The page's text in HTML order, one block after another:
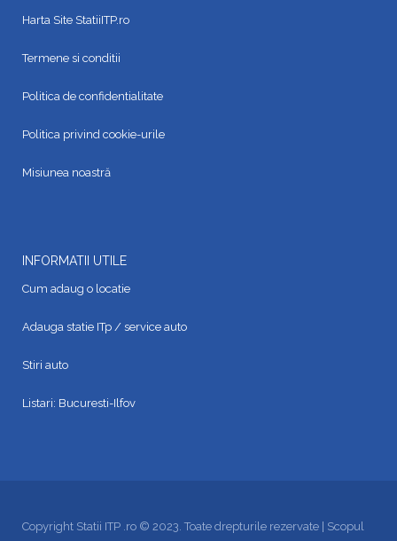
Harta Site StatiiITP.ro
Termene si conditii
Politica de confidentialitate
Politica privind cookie-urile
Misiunea noastră
INFORMATII UTILE
Cum adaug o locatie
Adauga statie ITp / service auto
Stiri auto
Listari: Bucuresti-Ilfov
Copyright Statii ITP .ro © 2023. Toate drepturile rezervate | Scopul